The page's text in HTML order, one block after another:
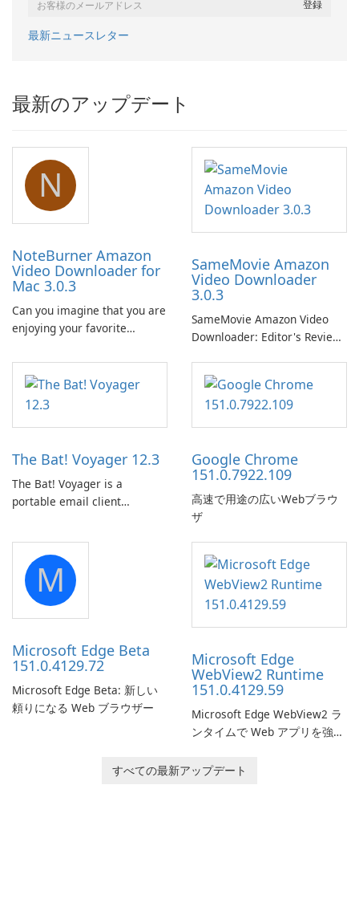
最新ニュースレター
最新のアップデート
N
NoteBurner Amazon
Video Downloader for
Mac 3.0.3
Can you imagine that you are
enjoying your favorite
lying on the beach, camping
in the woods or even during
your long commute to work
SameMovie Amazon
Video Downloader
3.0.3
SameMovie Amazon Video
Downloader: Editor's Review
Downloader is a desktop
utility for saving Amazon
Prime Video titles and other
Amazon web-player content
The Bat! Voyager 12.3
The Bat! Voyager is a
portable email client
portable media on any
computer running Microsoft
Windows.
Google Chrome
151.0.7922.109
高速で用途の広いWebブラウ
ザ
M
Microsoft Edge Beta
151.0.4129.72
Microsoft Edge Beta: 新しい
頼りになる Web ブラウザー
Microsoft Edge
WebView2 Runtime
151.0.4129.59
Microsoft Edge WebView2 ラ
ンタイムで Web アプリを強化
すべての最新アップデート